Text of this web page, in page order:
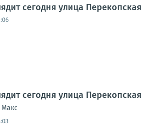
сегодня улица Перекопская
сегодня улица Перекопская